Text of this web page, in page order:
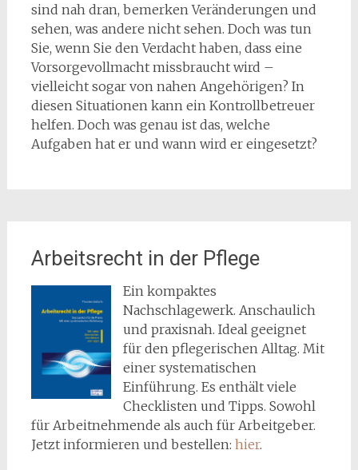
sind nah dran, bemerken Veränderungen und
sehen, was andere nicht sehen. Doch was tun
Sie, wenn Sie den Verdacht haben, dass eine
Vorsorgevollmacht missbraucht wird –
vielleicht sogar von nahen Angehörigen? In
diesen Situationen kann ein Kontrollbetreuer
helfen. Doch was genau ist das, welche
Aufgaben hat er und wann wird er eingesetzt?
Arbeitsrecht in der Pflege
Ein kompaktes
Nachschlagewerk. Anschaulich
und praxisnah. Ideal geeignet
für den pflegerischen Alltag. Mit
einer systematischen
Einführung. Es enthält viele
Checklisten und Tipps. Sowohl
für Arbeitnehmende als auch für Arbeitgeber.
Jetzt informieren und bestellen: hier.